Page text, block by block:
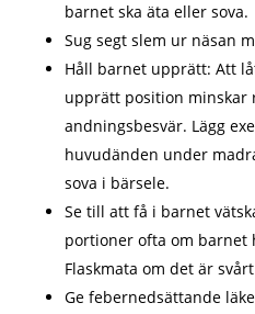
barnet ska äta eller sova.
Sug segt slem ur näsan
Håll barnet upprätt: Att
upprätt position minskar
andningsbesvär. Lägg
huvudänden under
sova i bärsele.
Se till att få i barnet
portioner ofta om barnet
Flaskmata om det är
Ge febernedsättande